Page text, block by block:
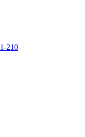
210